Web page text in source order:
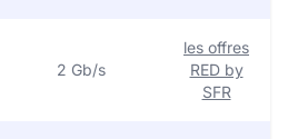
2 Gb/s
les offres
RED by
SFR